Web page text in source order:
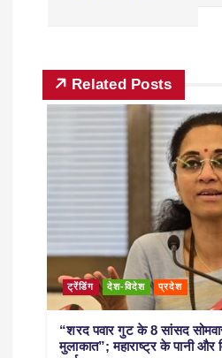
Related Posts
ट्रेंडिंग देश-विदेश प्रदेश
“शरद पवार गुट के 8 सांसद
मुलाकात”; महाराष्ट्र के पानी और